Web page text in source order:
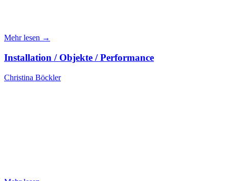
Mehr lesen →
Installation / Objekte / Performance
Christina Böckler